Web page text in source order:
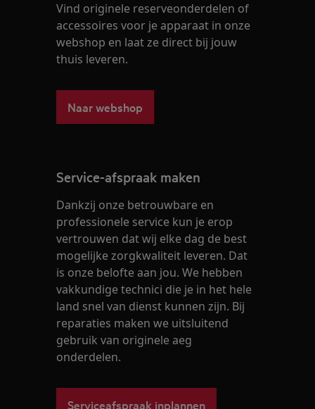
Vind originele reserveonderdelen of
accessoires voor je apparaat in onze
webshop en laat ze direct bij jouw
thuis leveren.
Naar webshop
Service-afspraak maken
Dankzij onze betrouwbare en
professionele service kun je erop
vertrouwen dat wij elke dag de best
mogelijke zorgkwaliteit leveren. Dat
is onze belofte aan jou. We hebben
vakkundige technici die je in het hele
land snel van dienst kunnen zijn. Bij
reparaties maken we uitsluitend
gebruik van originele aeg
onderdelen.
Serviceafspraak inplannen